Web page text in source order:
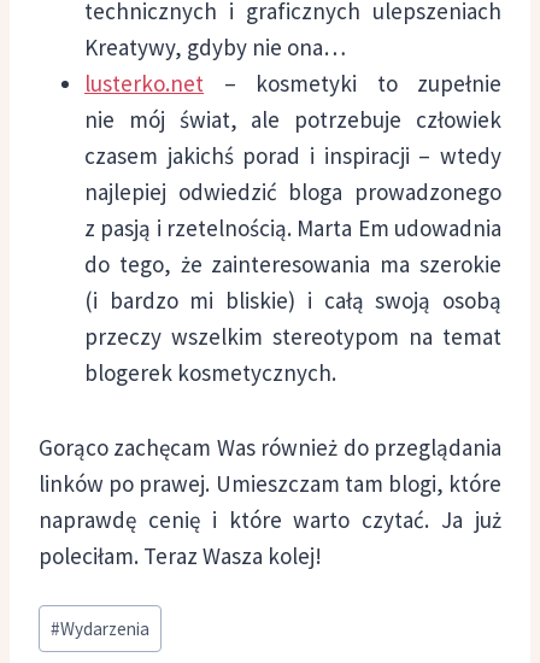
technicznych i graficznych ulepszeniach
Kreatywy, gdyby nie ona…
lusterko.net – kosmetyki to zupełnie
nie mój świat, ale potrzebuje człowiek
czasem jakichś porad i inspiracji – wtedy
najlepiej odwiedzić bloga prowadzonego
z pasją i rzetelnością. Marta Em udowadnia
do tego, że zainteresowania ma szerokie
(i bardzo mi bliskie) i całą swoją osobą
przeczy wszelkim stereotypom na temat
blogerek kosmetycznych.
Gorąco zachęcam Was również do przeglądania
linków po prawej. Umieszczam tam blogi, które
naprawdę cenię i które warto czytać. Ja już
poleciłam. Teraz Wasza kolej!
Tagi
wpisu:
#Wydarzenia